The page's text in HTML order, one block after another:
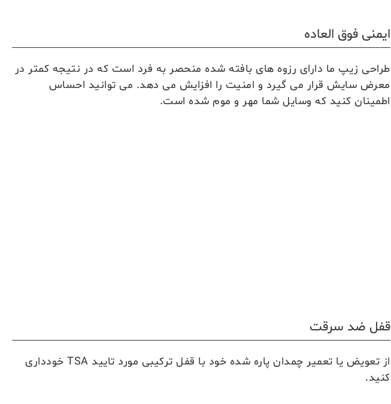
ایمنی فوق العاده
طراحی زیپ ما دارای رزوه های بافته شده منحصر به فرد است که در نتیجه کمتر در
معرض سایش قرار می گیرد و امنیت را افزایش می دهد. می توانید احساس
اطمینان کنید که وسایل شما مهر و موم شده است.
قفل ضد سرقت
از تعویض یا تعمیر چمدان پاره شده خود با قفل ترکیبی مورد تایید TSA خودداری
کنید.